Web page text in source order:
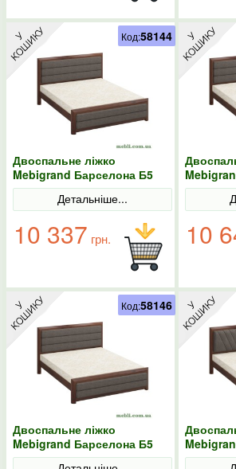
Двоспальне ліжко
Mebigrand Барселона Б5
Горіх темний/Аляска 97
Детальніше...
10 337 грн.
Код:58144
Горіх
10
Двоспальне ліжко
Mebigrand Барселона Б5
Горіх темний/Аляска 97
Код:58146
Горіх